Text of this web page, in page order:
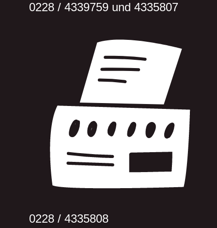
0228 / 433­9759 und 433­5807
0228 / 4335808